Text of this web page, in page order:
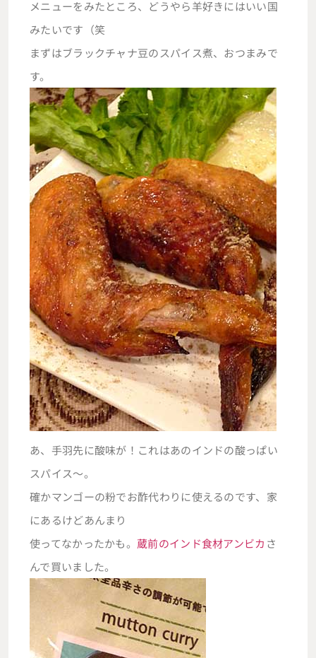
メニューをみたところ、どうやら羊好きにはいい国
みたいです（笑
まずはブラックチャナ豆のスパイス煮、おつまみで
す。
あ、手羽先に酸味が！これはあのインドの酸っぱい
スパイス～。
確かマンゴーの粉でお酢代わりに使えるのです、家
にあるけどあんまり
使ってなかったかも。 蔵前のインド食材アンビカ さ
んで買いました。